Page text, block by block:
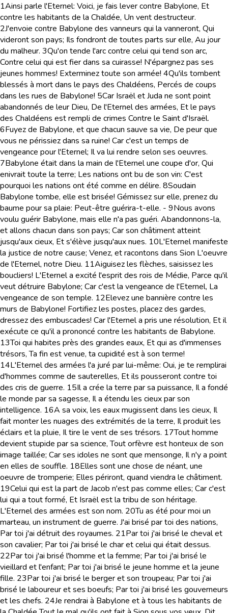
1Ainsi parle l'Eternel: Voici, je fais lever contre Babylone, Et
contre les habitants de la Chaldée, Un vent destructeur.
2J'envoie contre Babylone des vanneurs qui la vanneront, Qui
videront son pays; Ils fondront de toutes parts sur elle, Au jour
du malheur. 3Qu'on tende l'arc contre celui qui tend son arc,
Contre celui qui est fier dans sa cuirasse! N'épargnez pas ses
jeunes hommes! Exterminez toute son armée! 4Qu'ils tombent
blessés à mort dans le pays des Chaldéens, Percés de coups
dans les rues de Babylone! 5Car Israël et Juda ne sont point
abandonnés de leur Dieu, De l'Eternel des armées, Et le pays
des Chaldéens est rempli de crimes Contre le Saint d'Israël.
6Fuyez de Babylone, et que chacun sauve sa vie, De peur que
vous ne périssiez dans sa ruine! Car c'est un temps de
vengeance pour l'Eternel; Il va lui rendre selon ses oeuvres.
7Babylone était dans la main de l'Eternel une coupe d'or, Qui
enivrait toute la terre; Les nations ont bu de son vin: C'est
pourquoi les nations ont été comme en délire. 8Soudain
Babylone tombe, elle est brisée! Gémissez sur elle, prenez du
baume pour sa plaie: Peut-être guérira-t-elle. - 9Nous avons
voulu guérir Babylone, mais elle n'a pas guéri. Abandonnons-la,
et allons chacun dans son pays; Car son châtiment atteint
jusqu'aux cieux, Et s'élève jusqu'aux nues. 10L'Eternel manifeste
la justice de notre cause; Venez, et racontons dans Sion L'oeuvre
de l'Eternel, notre Dieu. 11Aiguisez les flèches, saisissez les
boucliers! L'Eternel a excité l'esprit des rois de Médie, Parce qu'il
veut détruire Babylone; Car c'est la vengeance de l'Eternel, La
vengeance de son temple. 12Elevez une bannière contre les
murs de Babylone! Fortifiez les postes, placez des gardes,
dressez des embuscades! Car l'Eternel a pris une résolution, Et il
exécute ce qu'il a prononcé contre les habitants de Babylone.
13Toi qui habites près des grandes eaux, Et qui as d'immenses
trésors, Ta fin est venue, ta cupidité est à son terme!
14L'Eternel des armées l'a juré par lui-même: Oui, je te remplirai
d'hommes comme de sauterelles, Et ils pousseront contre toi
des cris de guerre. 15Il a crée la terre par sa puissance, Il a fondé
le monde par sa sagesse, Il a étendu les cieux par son
intelligence. 16A sa voix, les eaux mugissent dans les cieux, Il
fait monter les nuages des extrémités de la terre, Il produit les
éclairs et la pluie, Il tire le vent de ses trésors. 17Tout homme
devient stupide par sa science, Tout orfèvre est honteux de son
image taillée; Car ses idoles ne sont que mensonge, Il n'y a point
en elles de souffle. 18Elles sont une chose de néant, une
oeuvre de tromperie; Elles périront, quand viendra le châtiment.
19Celui qui est la part de Jacob n'est pas comme elles; Car c'est
lui qui a tout formé, Et Israël est la tribu de son héritage.
L'Eternel des armées est son nom. 20Tu as été pour moi un
marteau, un instrument de guerre. J'ai brisé par toi des nations,
Par toi j'ai détruit des royaumes. 21Par toi j'ai brisé le cheval et
son cavalier; Par toi j'ai brisé le char et celui qui était dessus.
22Par toi j'ai brisé l'homme et la femme; Par toi j'ai brisé le
vieillard et l'enfant; Par toi j'ai brisé le jeune homme et la jeune
fille. 23Par toi j'ai brisé le berger et son troupeau; Par toi j'ai
brisé le laboureur et ses boeufs; Par toi j'ai brisé les gouverneurs
et les chefs. 24Je rendrai à Babylone et à tous les habitants de